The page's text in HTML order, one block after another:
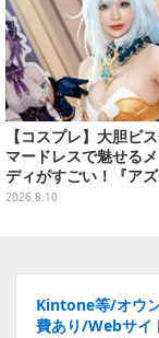
【コスプレ】大胆ビ
マードレスで魅せる
ディがすごい！『ア
リア』シャルの大きな
2026.8.10
Kintone等/オウ
費あり/Webサイ